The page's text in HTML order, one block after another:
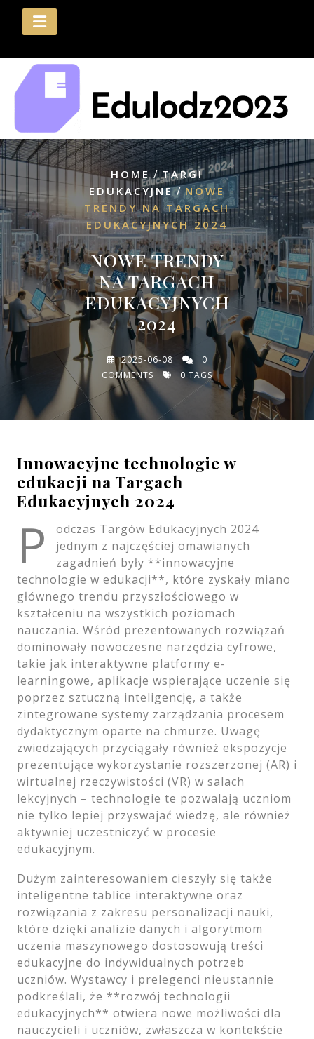
Skip
HOME/TARGI
EDUKACYJNE/NOWE
TRENDY NA TARGACH
EDUKACYJNYCH 2024
NOWE TRENDY
NA TARGACH
EDUKACYJNYCH
2024
2025-06-08
0
COMMENTS
0 TAGS
Innowacyjne technologie w
edukacji na Targach
Edukacyjnych 2024
P
odczas Targów Edukacyjnych 2024
jednym z najczęściej omawianych
zagadnień były **innowacyjne
technologie w edukacji**, które zyskały miano
głównego trendu przyszłościowego w
kształceniu na wszystkich poziomach
nauczania. Wśród prezentowanych rozwiązań
dominowały nowoczesne narzędzia cyfrowe,
takie jak interaktywne platformy e-
learningowe, aplikacje wspierające uczenie się
poprzez sztuczną inteligencję, a także
zintegrowane systemy zarządzania procesem
dydaktycznym oparte na chmurze. Uwagę
zwiedzających przyciągały również ekspozycje
prezentujące wykorzystanie rozszerzonej (AR) i
wirtualnej rzeczywistości (VR) w salach
lekcyjnych – technologie te pozwalają uczniom
nie tylko lepiej przyswajać wiedzę, ale również
aktywniej uczestniczyć w procesie
edukacyjnym.
Dużym zainteresowaniem cieszyły się także
inteligentne tablice interaktywne oraz
rozwiązania z zakresu personalizacji nauki,
które dzięki analizie danych i algorytmom
uczenia maszynowego dostosowują treści
edukacyjne do indywidualnych potrzeb
uczniów. Wystawcy i prelegenci nieustannie
podkreślali, że **rozwój technologii
edukacyjnych** otwiera nowe możliwości dla
nauczycieli i uczniów, zwłaszcza w kontekście